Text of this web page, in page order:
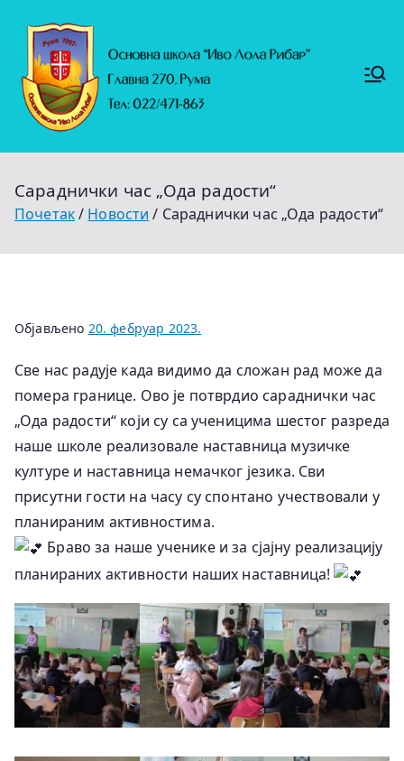
садржај
Основ
Лола
https://
vanje-
nastavl
jaju-
Сараднички час „Ода радости“
Почетак Новости Сараднички час „Ода радости“
Објављено 20. фебруар 2023.
Све нас радује када видимо да сложан рад може да
помера границе. Ово је потврдио сараднички час
„Ода радости“ који су са ученицима шестог разреда
наше школе реализовале наставница музичке
културе и наставница немачког језика. Сви
присутни гости на часу су спонтано учествовали у
планираним активностима.
Браво за наше ученике и за сјајну реализацију
планираних активности наших наставница!